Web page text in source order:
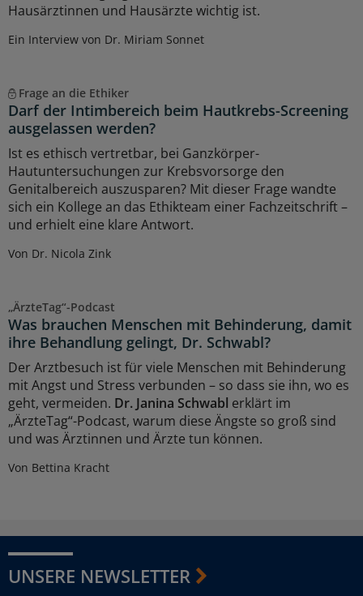
Hausärztinnen und Hausärzte wichtig ist.
Ein Interview von Dr. Miriam Sonnet
Frage an die Ethiker
Darf der Intimbereich beim Hautkrebs-Screening
ausgelassen werden?
Ist es ethisch vertretbar, bei Ganzkörper-
Hautuntersuchungen zur Krebsvorsorge den
Genitalbereich auszusparen? Mit dieser Frage wandte
sich ein Kollege an das Ethikteam einer Fachzeitschrift –
und erhielt eine klare Antwort.
Von Dr. Nicola Zink
„ÄrzteTag“-Podcast
Was brauchen Menschen mit Behinderung, damit
ihre Behandlung gelingt, Dr. Schwabl?
Der Arztbesuch ist für viele Menschen mit Behinderung
mit Angst und Stress verbunden – so dass sie ihn, wo es
geht, vermeiden. Dr. Janina Schwabl erklärt im
„ÄrzteTag“-Podcast, warum diese Ängste so groß sind
und was Ärztinnen und Ärzte tun können.
Von Bettina Kracht
UNSERE NEWSLETTER